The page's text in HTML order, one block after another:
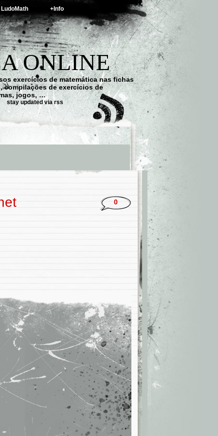
LudoMath +Info
ONLINE
exercícios de matemática nas fichas
compilações de exercícios de
jogos, …
stay updated via rss
0